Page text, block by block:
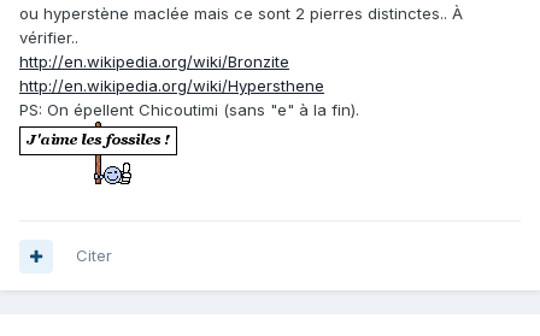
ou hyperstène maclée mais ce sont 2 pierres distinctes.. À
vérifier..
http://en.wikipedia.org/wiki/Bronzite
http://en.wikipedia.org/wiki/Hypersthene
PS: On épellent Chicoutimi (sans "e" à la fin).
Citer